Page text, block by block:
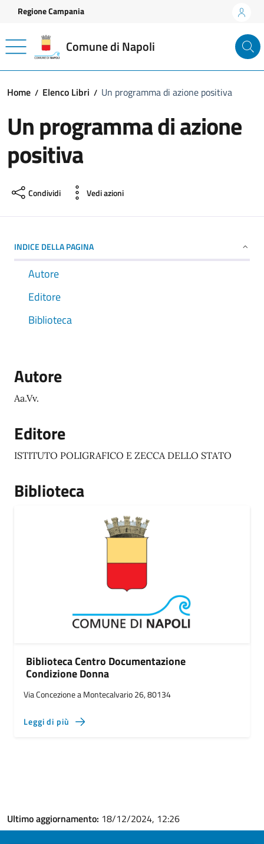
Vai ai contenuti
Vai al footer
Regione Campania
Comune di Napoli
Home Elenco Libri Un programma di azione positiva
Un programma di azione
positiva
Condividi Vedi azioni
INDICE DELLA PAGINA
Autore
Editore
Biblioteca
Autore
Aa.Vv.
Editore
ISTITUTO POLIGRAFICO E ZECCA DELLO STATO
Biblioteca
Biblioteca Centro Documentazione
Condizione Donna
Via Concezione a Montecalvario 26, 80134
Leggi di più
Ultimo aggiornamento: 18/12/2024, 12:26